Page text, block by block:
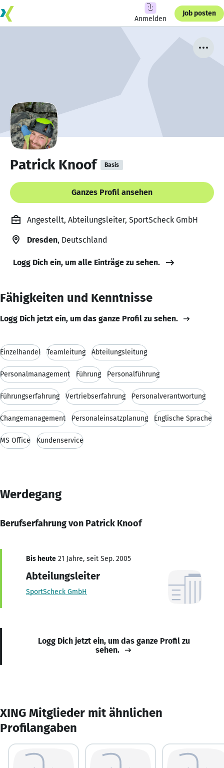
Anmelden
Job posten
Patrick Knoof Basis
Ganzes Profil ansehen
Angestellt, Abteilungsleiter, SportScheck GmbH
Dresden, Deutschland
Logg Dich ein, um alle Einträge zu sehen.
Fähigkeiten und Kenntnisse
Logg Dich jetzt ein, um das ganze Profil zu sehen.
Einzelhandel Teamleitung Abteilungsleitung
Personalmanagement Führung Personalführung
Führungserfahrung Vertriebserfahrung Personalverantwortung
Changemanagement Personaleinsatzplanung Englische Sprache
MS Office Kundenservice
Werdegang
Berufserfahrung von Patrick Knoof
Bis heute 21 Jahre, seit Sep. 2005
Abteilungsleiter
SportScheck GmbH
Logg Dich jetzt ein, um das ganze Profil zu
sehen.
XING Mitglieder mit ähnlichen
Profilangaben